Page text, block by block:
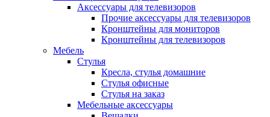
Аксессуары для телевизоров
Прочие аксессуары для телевизоров
Кронштейны для мониторов
Кронштейны для телевизоров
Мебель
Стулья
Кресла, стулья домашние
Стулья офисные
Стулья на заказ
Мебельные аксессуары